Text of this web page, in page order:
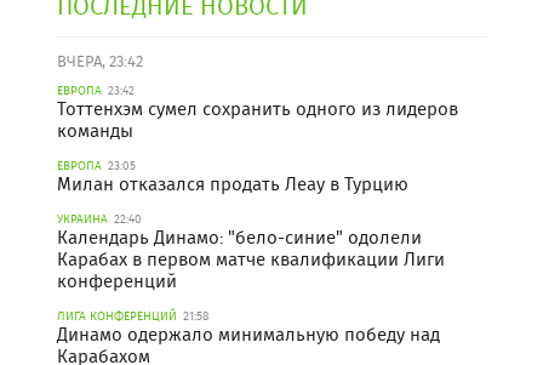
ВЧЕРА, 23:42
ЕВРОПА 23:42
Тоттенхэм сумел сохранить одного из лидеров
команды
ЕВРОПА 23:05
Милан отказался продать Леау в Турцию
УКРАИНА 22:40
Календарь Динамо: "бело-синие" одолели
Карабах в первом матче квалификации Лиги
конференций
ЛИГА КОНФЕРЕНЦИЙ 21:58
Динамо одержало минимальную победу над
Карабахом